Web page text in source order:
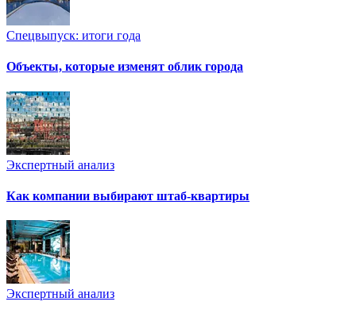
Спецвыпуск: итоги года
Объекты, которые изменят облик города
Экспертный анализ
Как компании выбирают штаб-квартиры
Экспертный анализ